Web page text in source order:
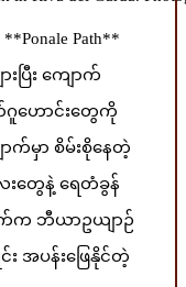
Path**
ပြီး ကျောက်
ဟောင်းတွေကို
က်မှာ စိမ်းစိုနေတဲ့
တွေနဲ့ ရေတံခွန်
က်က ဘီယာဥယျာဉ်
င်း အပန်းဖြေနိုင်တဲ့